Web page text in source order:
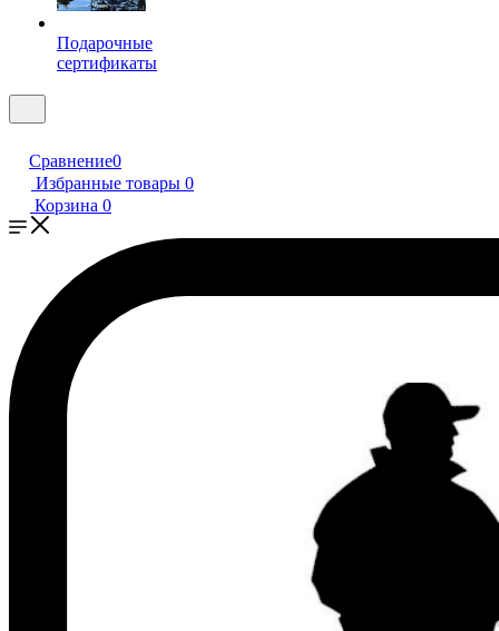
Подарочные
сертификаты
Сравнение0
Избранные товары 0
Корзина 0